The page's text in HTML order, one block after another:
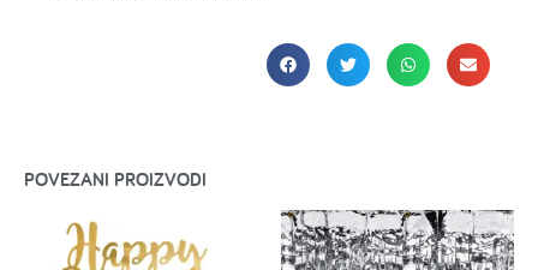
POVEZANI PROIZVODI